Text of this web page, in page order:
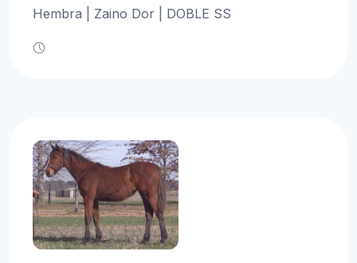
Hembra | Zaino Dor | DOBLE SS